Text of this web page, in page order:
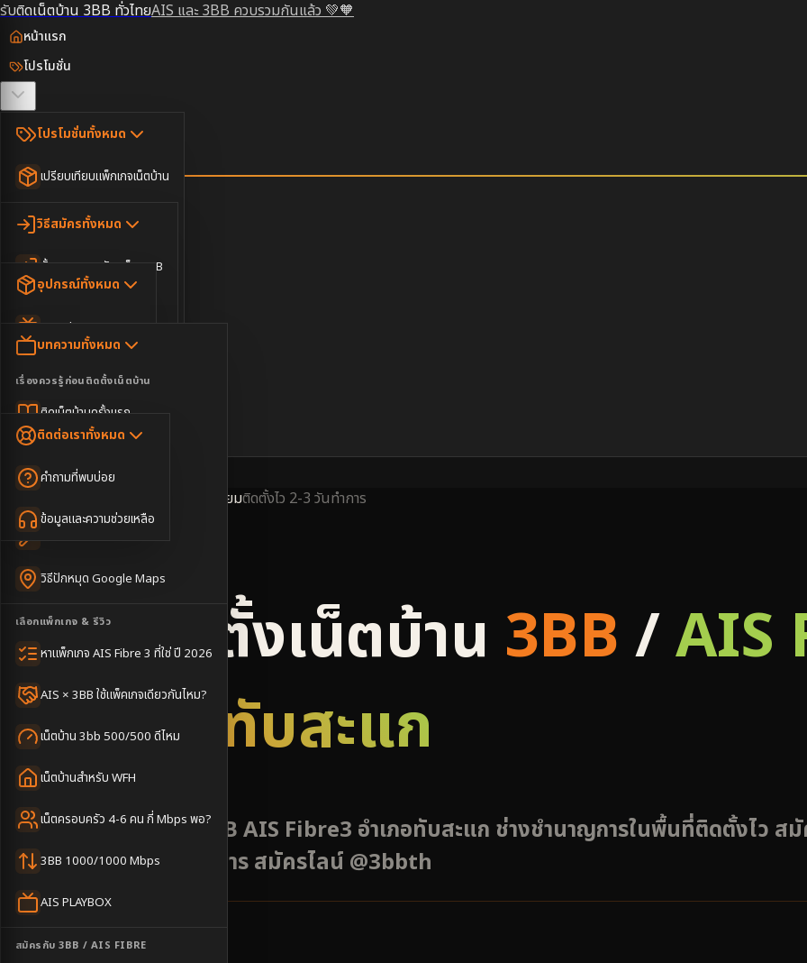
รับติดเน็ตบ้าน 3BB ทั่วไทยAIS และ 3BB ควบรวมกันแล้ว 💚🧡
หน้าแรก
โปรโมชั่น
โปรโมชั่นทั้งหมด
เปรียบเทียบแพ็กเกจเน็ตบ้าน
เน็ตบ้าน Super Fast
เน็ตบ้าน 2Gbps
เน็ตบ้านพร้อมกล่องทีวี
เน็ตบ้าน + Netflix
เน็ตบ้าน + บริการเสริม
เน็ตบ้านแรงทุกชั้น
ตรวจสอบพื้นที่
วิธีสมัครทั้งหมด
ขั้นตอนการสมัครเน็ต 3BB
อุปกรณ์
อุปกรณ์ทั้งหมด
AIS Play Box
Dongle เน็ตสำรอง
บทความ
บทความทั้งหมด
เรื่องควรรู้ก่อนติดตั้งเน็ตบ้าน
ติดเน็ตบ้านครั้งแรก
เทคนิคขอคิวช่างได้ไว
วิธีปักหมุด Google Maps
เลือกแพ็กเกจ & รีวิว
หาแพ็กเกจ AIS Fibre 3 ที่ใช่ ปี 2026
AIS × 3BB ใช้แพ็คเกจเดียวกันไหม?
เน็ตบ้าน 3bb 500/500 ดีไหม
เน็ตบ้านสำหรับ WFH
เน็ตครอบครัว 4-6 คน กี่ Mbps พอ?
3BB 1000/1000 Mbps
AIS PLAYBOX
สมัครกับ 3BB / AIS FIBRE
ข่าวสาร
ติดต่อเราทั้งหมด
คำถามที่พบบ่อย
ข้อมูลและความช่วยเหลือ
🇹🇭🇬🇧
ครอบคลุมดีเยี่ยมติดตั้งไว 2-3 วันทำการ
3BB & AIS Fibre
รับติดตั้งเน็ตบ้าน 3BB/AIS
อำเภอทับสะแก
สมัครเน็ตบ้าน 3BB AIS Fibre3 อำเภอทับสะแก ช่างชำนาญการในพื้นที่ติดตั้งไว ส
ภายใน 2-3 วันทำการ สมัครไลน์ @3bbth
6 ตำบล